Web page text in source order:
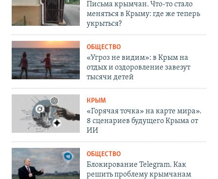
Письма крымчан. Что-то стало
меняться в Крыму: где же теперь
укрыться?
ОБЩЕСТВО
«Угроз не видим»: в Крым на
отдых и оздоровление завезут
тысячи детей
КРЫМ
«Горячая точка» на карте мира».
8 сценариев будущего Крыма от
ИИ
ОБЩЕСТВО
Блокирование Telegram. Как
решить проблему крымчанам